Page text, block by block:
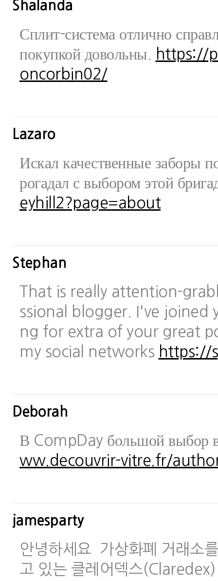
Shalanda
Сплит-система отлично
покупкой довольны.
https://
oncorbin02/
Lazaro
Искал качественные заборы
рогадал с выбором этой
eyhill2?page=about
Stephan
That is really attention-
ssional blogger. I've joined
ng for extra of your great
my social networks https://
Deborah
В CompDay большой выбор
ww.decouvrir-vitre.fr/
jamesparty
안녕하세요 가상화폐 거래소
고 있는 클레어덱스